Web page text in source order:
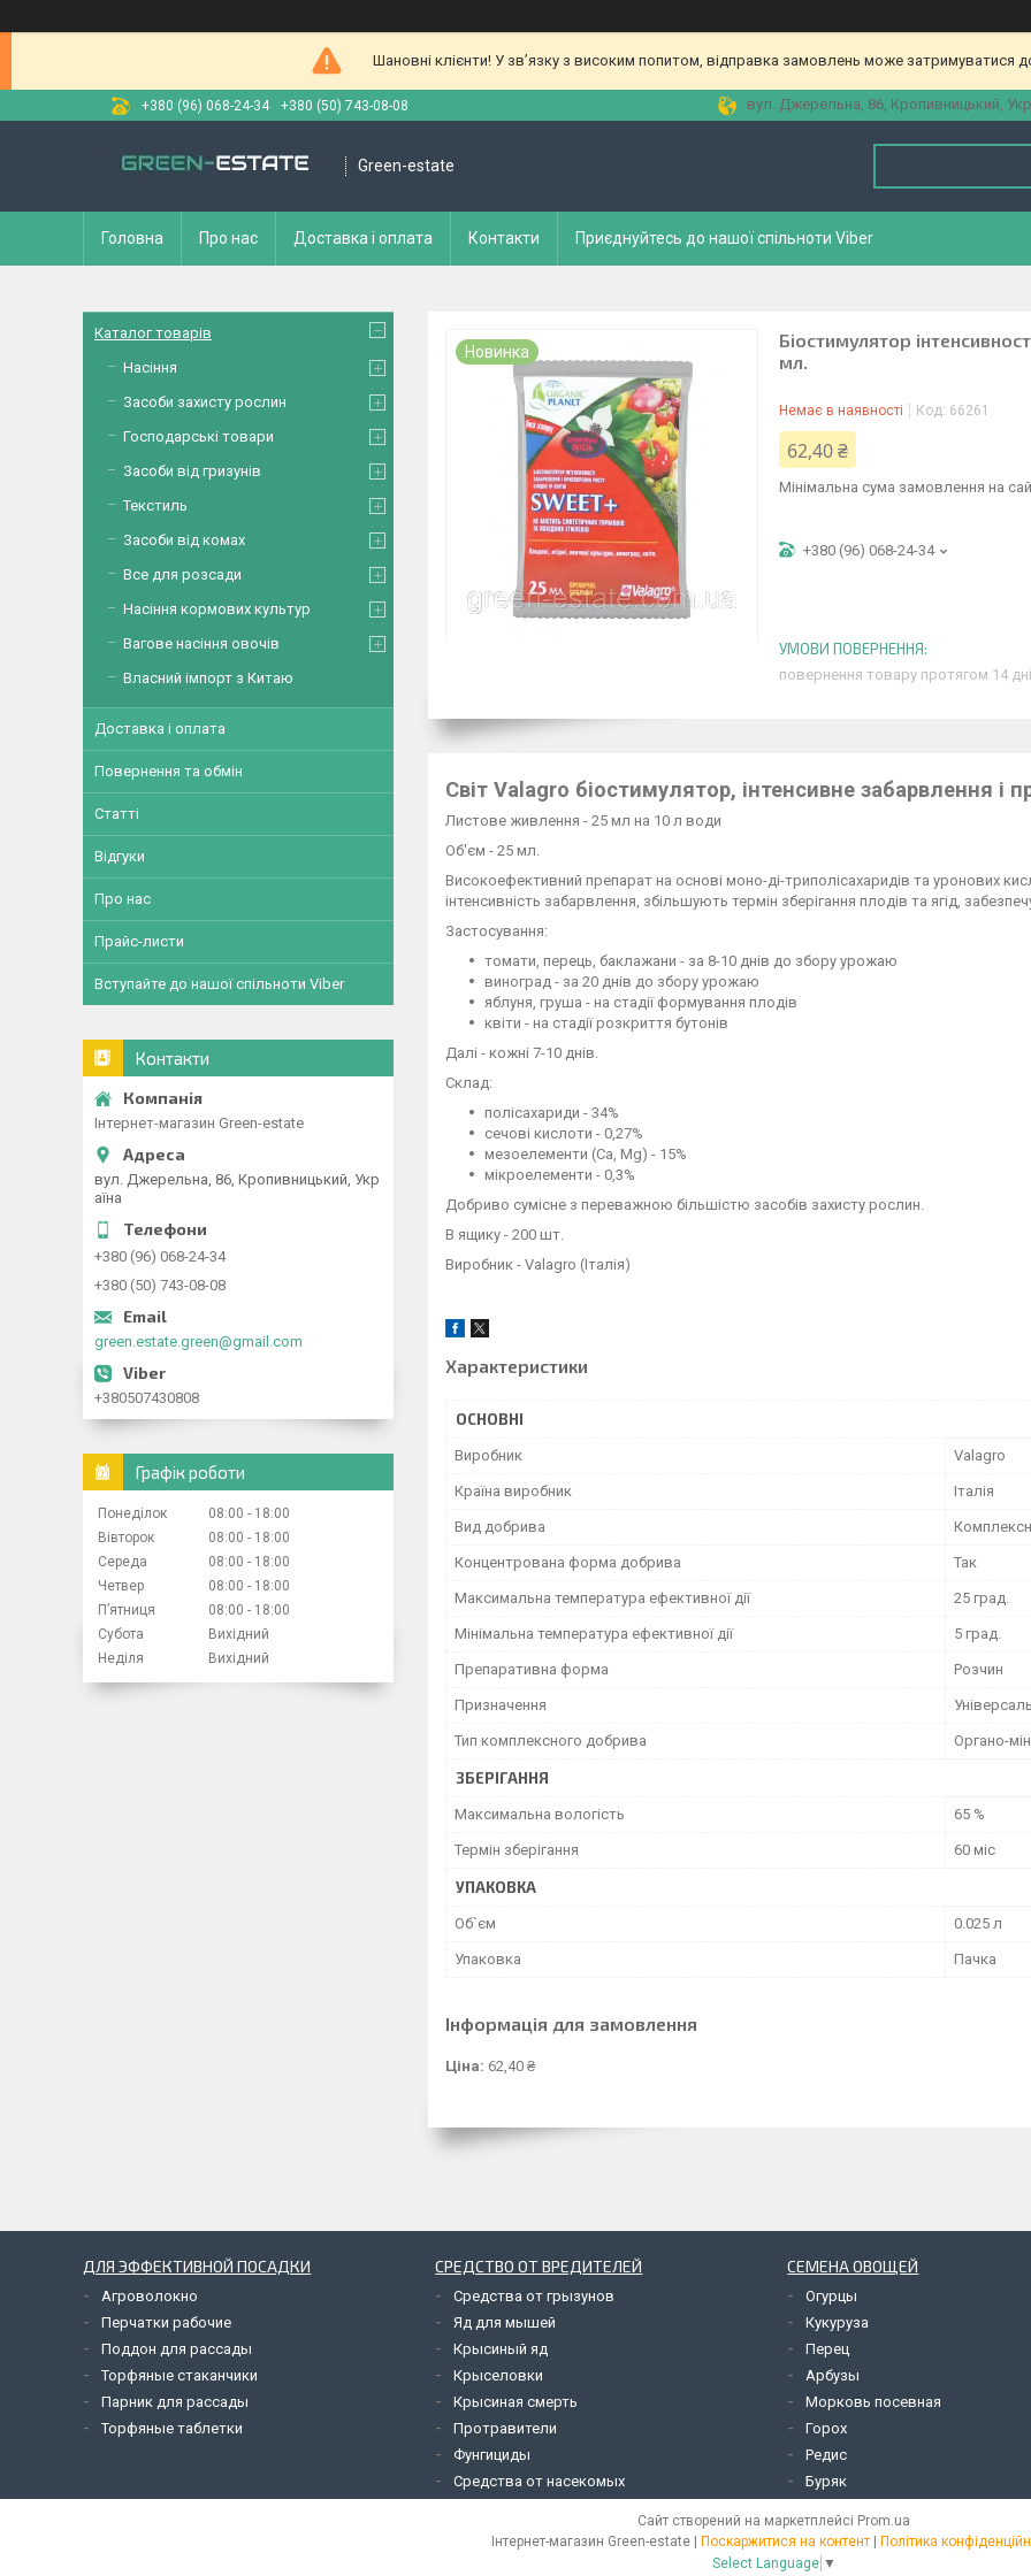
Шановні клієнти! У зв’язку з високим попитом, відправка замовлень може затримуватися
+380 (96) 068-24-34 +380 (50) 743-08-08 вул. Джерельна, 86, Кропивницький,
Green-estate
Головна Про нас Доставка і оплата Контакти Приєднуйтесь до нашої спільноти Viber
Новинка
Біостимулятор
мл.
Немає в наявності Код: 66261
62,40 ₴
Мінімальна сума замовлення на
+380 (96) 068-24-34
повернення товару протягом 14
Світ Valagro біостимулятор, інтенсивне забарвлення і
Листове живлення - 25 мл на 10 л води
Об'єм - 25 мл.
Високоефективний препарат на основі моно-ді-триполісахаридів та уронових
інтенсивність забарвлення, збільшують термін зберігання плодів та ягід,
Застосування:
томати, перець, баклажани - за 8-10 днів до збору урожаю
виноград - за 20 днів до збору урожаю
яблуня, груша - на стадії формування плодів
квіти - на стадії розкриття бутонів
Далі - кожні 7-10 днів.
Склад:
полісахариди - 34%
сечові кислоти - 0,27%
мезоелементи (Сa, Mg) - 15%
мікроелементи - 0,3%
Добриво сумісне з переважною більшістю засобів захисту рослин.
В ящику - 200 шт.
Виробник - Valagro (Італія)
Характеристики
ОСНОВНІ
Виробник Valagro
Країна виробник Італія
Вид добрива
Концентрована форма добрива Так
Максимальна температура ефективної дії 25 град.
Мінімальна температура ефективної дії 5 град.
Препаративна форма Розчин
Призначення
Тип комплексного добрива Органо-
ЗБЕРІГАННЯ
Максимальна вологість 65 %
Термін зберігання 60 міс
УПАКОВКА
Об`єм 0.025 л
Упаковка Пачка
Інформація для замовлення
Ціна: 62,40 ₴
Каталог товарів
Насіння
Засоби захисту рослин
Господарські товари
Засоби від гризунів
Текстиль
Засоби від комах
Все для розсади
Насіння кормових культур
Вагове насіння овочів
Власний імпорт з Китаю
Доставка і оплата
Повернення та обмін
Статті
Відгуки
Про нас
Прайс-листи
Вступайте до нашої спільноти Viber
Контакти
Інтернет-магазин Green-estate
вул. Джерельна, 86, Кропивницький, Укр
аїна
+380 (96) 068-24-34
+380 (50) 743-08-08
green.estate.green@gmail.com
+380507430808
Графік роботи
Понеділок 08:00
18:00
Вівторок
08:00
18:00
Середа
08:00
18:00
Четвер
08:00
18:00
Пʼятниця
08:00
18:00
Субота
Вихідний
Неділя
Вихідний
ДЛЯ ЭФФЕКТИВНОЙ ПОСАДКИ
Агроволокно
Перчатки рабочие
Поддон для рассады
Торфяные стаканчики
Парник для рассады
Торфяные таблетки
СРЕДСТВО ОТ ВРЕДИТЕЛЕЙ
Средства от грызунов
Яд для мышей
Крысиный яд
Крыселовки
Крысиная смерть
Протравители
Фунгициды
Средства от насекомых
СЕМЕНА ОВОЩЕЙ
Огурцы
Кукуруза
Перец
Арбузы
Морковь посевная
Горох
Редис
Буряк
Сайт створений на маркетплейсі Prom.ua
Інтернет-магазин Green-estate | Поскаржитися на контент | Політика
Select Language ▼